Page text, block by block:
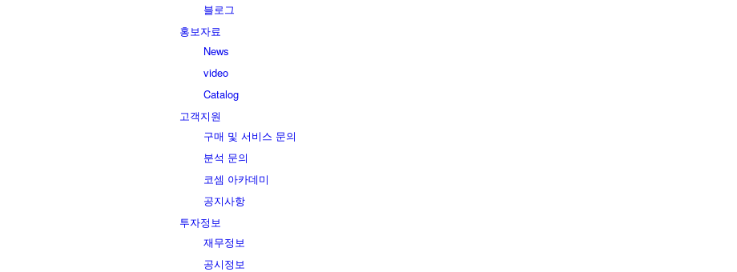
블로그
홍보자료
News
video
Catalog
고객지원
구매 및 서비스 문의
분석 문의
코셈 아카데미
공지사항
투자정보
재무정보
공시정보